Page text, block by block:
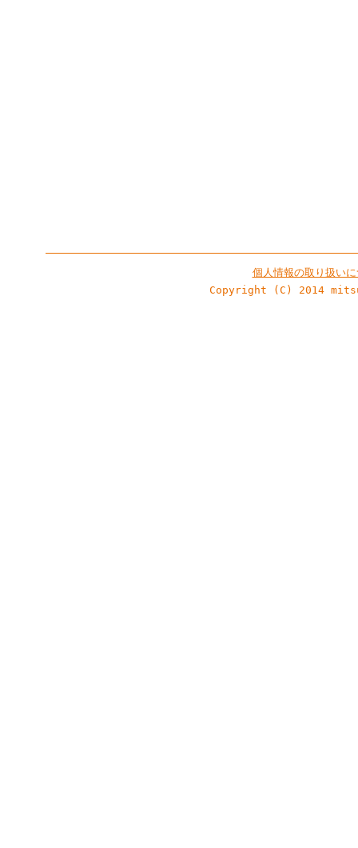
個人情報の取り扱い
Copyright (C) 2014